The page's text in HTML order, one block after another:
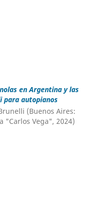
en Argentina y las
para autopianos
(Buenos Aires:
"Carlos Vega", 2024)